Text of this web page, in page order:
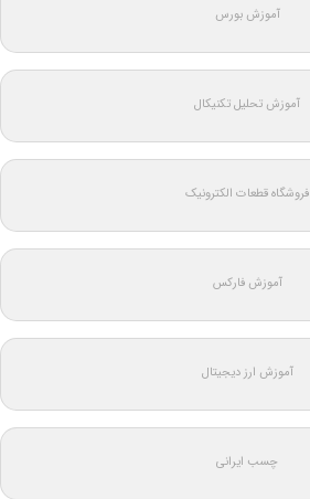
آموزش بورس
آموزش تحلیل تکنیکال
فروشگاه قطعات الکترونیک
آموزش فارکس
آموزش ارز دیجیتال
چسب ایرانی